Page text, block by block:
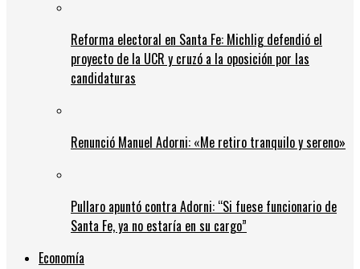
Reforma electoral en Santa Fe: Michlig defendió el
proyecto de la UCR y cruzó a la oposición por las
candidaturas
Renunció Manuel Adorni: «Me retiro tranquilo y sereno»
Pullaro apuntó contra Adorni: “Si fuese funcionario de
Santa Fe, ya no estaría en su cargo”
Economía